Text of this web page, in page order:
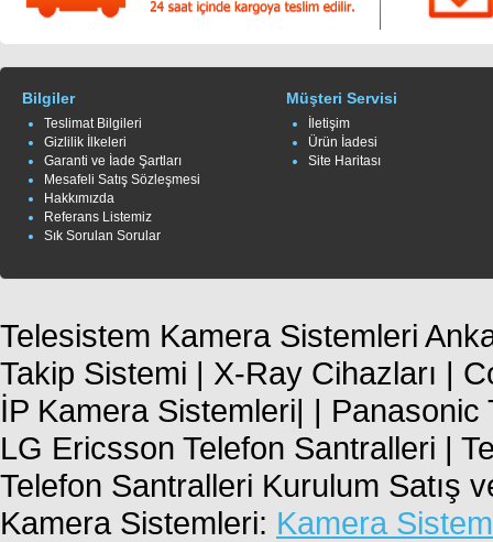
Bilgiler
Teslimat Bilgileri
Gizlilik İlkeleri
Garanti ve İade Şartları
Mesafeli Satış Sözleşmesi
Hakkımızda
Referans Listemiz
Sık Sorulan Sorular
Müşteri Servisi
İletişim
Ürün İadesi
Site Haritası
Telesistem Kamera Sistemleri
Takip Sistemi | X-Ray Cihazları |
İP Kamera Sistemleri| |
LG Ericsson Telefon Santralleri |
Telefon Santralleri Kurulum Satış
Kamera Sistemleri: Kamera